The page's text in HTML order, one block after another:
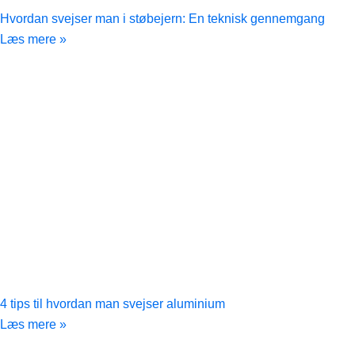
Hvordan svejser man i støbejern: En teknisk gennemgang
Læs mere »
4 tips til hvordan man svejser aluminium
Læs mere »